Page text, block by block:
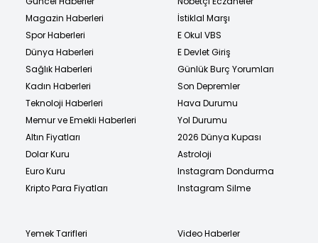
Magazin Haberleri
Spor Haberleri
Dünya Haberleri
Sağlık Haberleri
Kadın Haberleri
Teknoloji Haberleri
Memur ve Emekli Haberleri
Altın Fiyatları
Dolar Kuru
Euro Kuru
Kripto Para Fiyatları
İstiklal Marşı
E Okul VBS
E Devlet Giriş
Günlük Burç Yorumları
Son Depremler
Hava Durumu
Yol Durumu
2026 Dünya Kupası
Astroloji
Instagram Dondurma
Instagram Silme
Yemek Tarifleri
Video Haberler